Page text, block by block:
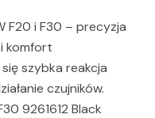
F20 i F30 – precyzja
komfort
szybka reakcja
czujników.
9261612 Black